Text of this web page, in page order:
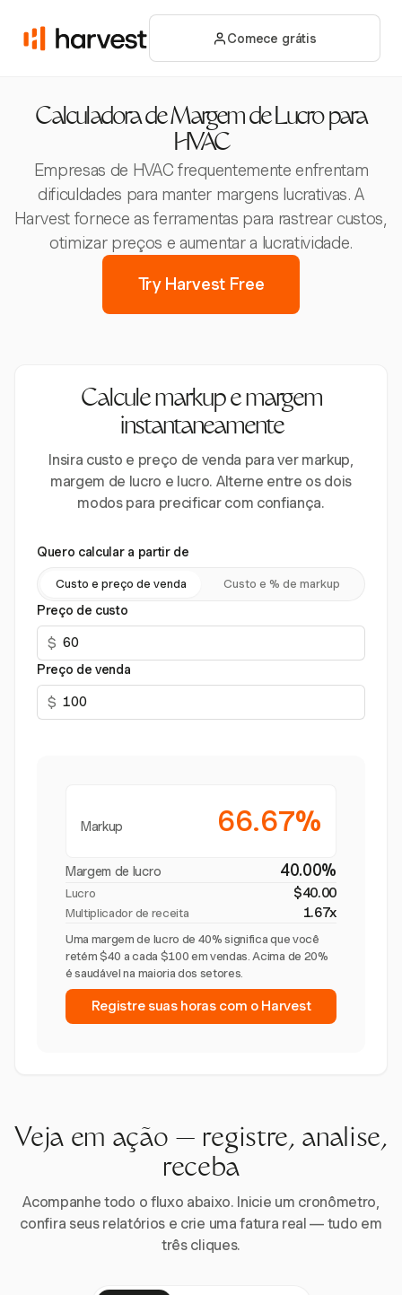
Comece grátis
Calculadora de Margem de Lucro para
HVAC
Empresas de HVAC frequentemente enfrentam
dificuldades para manter margens lucrativas. A
Harvest fornece as ferramentas para rastrear custos,
otimizar preços e aumentar a lucratividade.
Try Harvest Free
Calcule markup e margem
instantaneamente
Insira custo e preço de venda para ver markup,
margem de lucro e lucro. Alterne entre os dois
modos para precificar com confiança.
Quero calcular a partir de
Custo e preço de venda Custo e % de markup
Preço de custo
$
Preço de venda
$
Markup 66.67%
Margem de lucro 40.00%
Lucro $40.00
Multiplicador de receita 1.67x
Uma margem de lucro de 40% significa que você
retém $40 a cada $100 em vendas. Acima de 20%
é saudável na maioria dos setores.
Registre suas horas com o Harvest
Veja em ação — registre, analise,
receba
Acompanhe todo o fluxo abaixo. Inicie um cronômetro,
confira seus relatórios e crie uma fatura real — tudo em
três cliques.